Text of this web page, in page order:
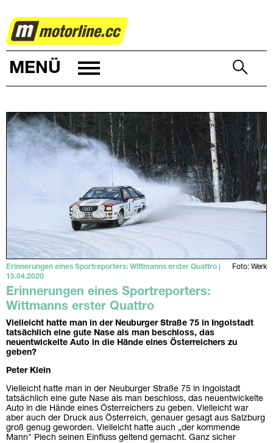
RALLYE
MENÜ
Foto: Werk
Erinnerungen eines Sportreporters: Wittmanns erster Quattro |
15.04.2020
Erinnerungen eines Sportreporters:
Wittmanns erster Quattro
Vielleicht hatte man in der Neuburger Straße 75 in Ingolstadt
tatsächlich eine gute Nase als man beschloss, das
neuentwickelte Auto in die Hände eines Österreichers zu
geben?
Peter Klein
Vielleicht hatte man in der Neuburger Straße 75 in Ingolstadt
tatsächlich eine gute Nase als man beschloss, das neuentwickelte
Auto in die Hände eines Österreichers zu geben. Vielleicht war
aber auch der Druck aus Österreich, genauer gesagt aus Salzburg
groß genug geworden. Vielleicht hatte auch „der kommende
Mann" Piech seinen Einfluss geltend gemacht. Ganz sicher